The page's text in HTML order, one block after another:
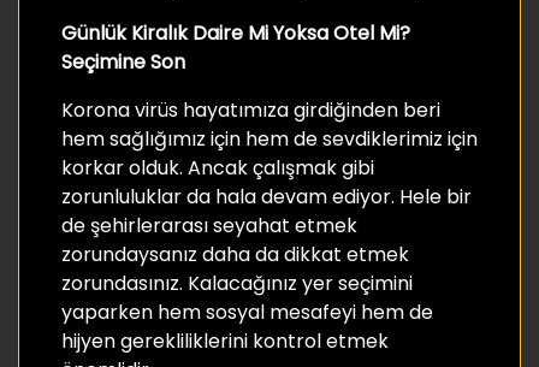
Günlük Kiralık Daire Mi Yoksa Otel Mi?
Seçimine Son
Korona virüs hayatımıza girdiğinden beri
hem sağlığımız için hem de sevdiklerimiz için
korkar olduk. Ancak çalışmak gibi
zorunluluklar da hala devam ediyor. Hele bir
de şehirlerarası seyahat etmek
zorundaysanız daha da dikkat etmek
zorundasınız. Kalacağınız yer seçimini
yaparken hem sosyal mesafeyi hem de
hijyen gerekliliklerini kontrol etmek